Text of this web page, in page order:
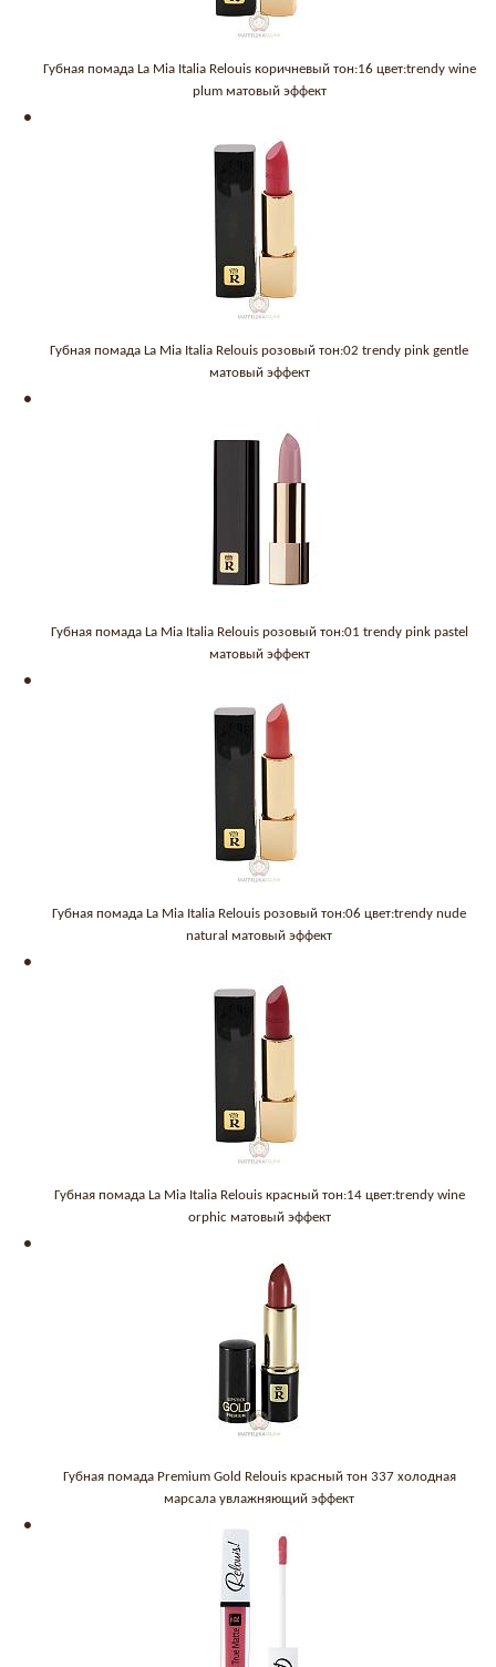
Губная помада La Mia Italia Relouis коричневый тон:16 цвет:trendy wine
plum матовый эффект
Губная помада La Mia Italia Relouis розовый тон:02 trendy pink gentle
матовый эффект
Губная помада La Mia Italia Relouis розовый тон:01 trendy pink pastel
матовый эффект
Губная помада La Mia Italia Relouis розовый тон:06 цвет:trendy nude
natural матовый эффект
Губная помада La Mia Italia Relouis красный тон:14 цвет:trendy wine
orphic матовый эффект
Губная помада Premium Gold Relouis красный тон 337 холодная
марсала увлажняющий эффект